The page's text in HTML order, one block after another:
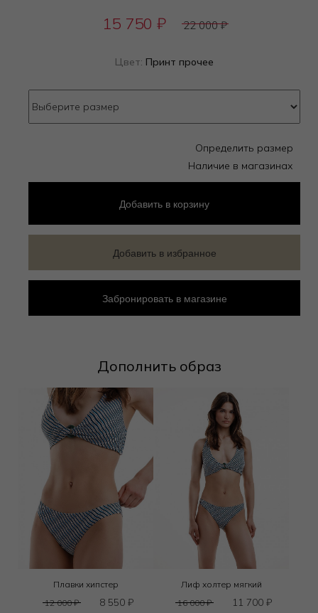
Дополнить образ
Плавки хипстер
12 000₽ 8 550₽
Лиф холтер мягкий
16 000₽ 11 700₽
15 750 ₽ 22 000₽
Цвет: Принт прочее
Определить размер
Наличие в магазинах
Добавить в корзину
Добавить в избранное
Забронировать в магазине